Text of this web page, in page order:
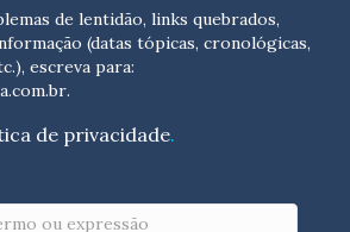
de lentidão, links quebrados,
(datas tópicas, cronológicas,
.
de privacidade.